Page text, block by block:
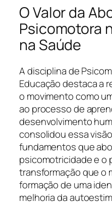
O Valor da
Psicomotora
na Saúde
A disciplina de
Educação destaca a
o movimento como
ao processo de
desenvolvimento
consolidou essa
fundamentos que
psicomotricidade e o
transformação que o
formação de uma
melhoria da